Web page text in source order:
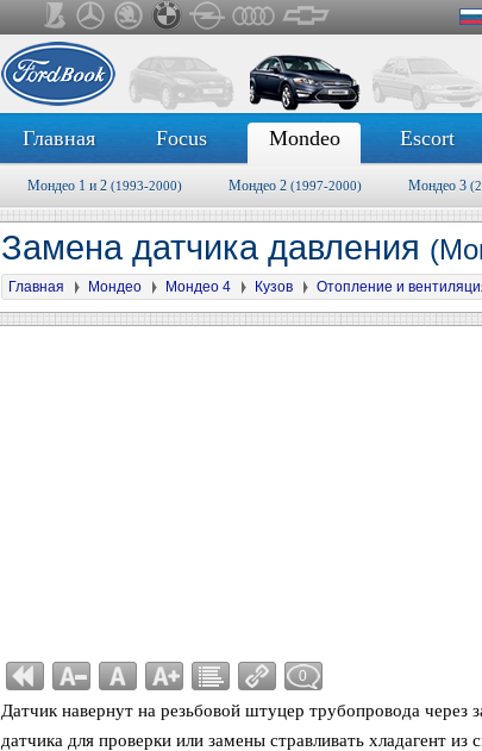
Главная Focus Mondeo Escort
Мондео 1 и 2 (1993-2000) Мондео 2 (1997-2000) Мондео 3
Замена датчика давления
Главная Мондео Мондео 4 Кузов Отопление и
0
Датчик навернут на резьбовой штуцер трубопровода
датчика для проверки или замены стравливать хладагент из